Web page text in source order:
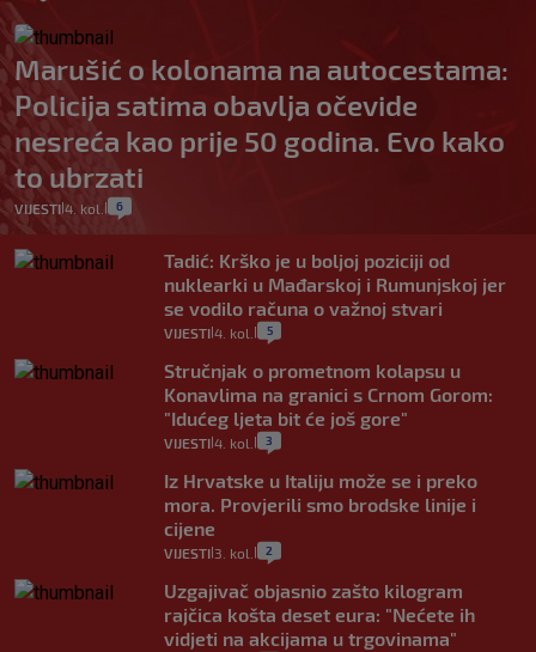
Marušić o kolonama na autocestama:
Policija satima obavlja očevide
nesreća kao prije 50 godina. Evo kako
to ubrzati
VIJESTI 4. kol. 6
Tadić: Krško je u boljoj poziciji od
nuklearki u Mađarskoj i Rumunjskoj jer
se vodilo računa o važnoj stvari
VIJESTI 4. kol. 5
Stručnjak o prometnom kolapsu u
Konavlima na granici s Crnom Gorom:
"Idućeg ljeta bit će još gore"
VIJESTI 4. kol. 3
Iz Hrvatske u Italiju može se i preko
mora. Provjerili smo brodske linije i
cijene
VIJESTI 3. kol. 2
Uzgajivač objasnio zašto kilogram
rajčica košta deset eura: "Nećete ih
vidjeti na akcijama u trgovinama"